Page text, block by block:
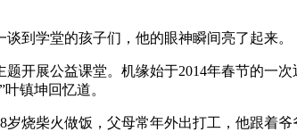
到学堂的孩子们，他的眼神瞬间亮了起来。
开展公益课堂。机缘始于2014年春节的一
镇坤回忆道。
烧柴火做饭，父母常年外出打工，他跟着